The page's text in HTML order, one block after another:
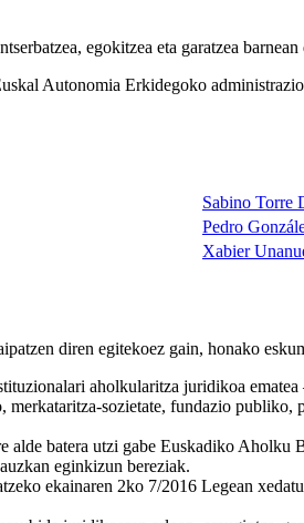
egokitzea eta garatzea barnean
Autonomia Erkidegoko
Sabino Torre
Pedro
Xabier
diren egitekoez gain, honako
aholkularitza juridikoa ematea
sozietate, fundazio publiko,
batera utzi gabe Euskadiko
eginkizun bereziak.
ekainaren 2ko 7/2016 Legean